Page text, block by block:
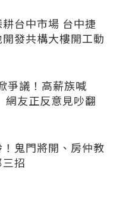
台中市場 台中捷
發共構大樓開工動
爭議！高薪族喊
網友正反意見吵翻
鬼門將開、房仲教
招